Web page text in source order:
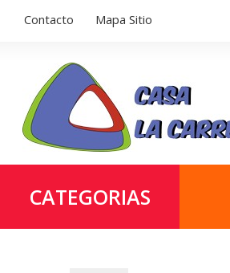
Contacto Mapa Sitio
CATEGORIAS